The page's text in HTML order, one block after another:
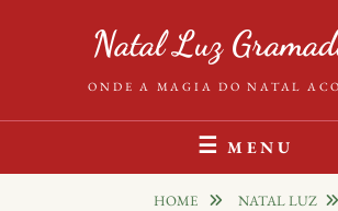
Natal Luz
ONDE A MAGIA DO NATAL
MENU
HOME NATAL LUZ